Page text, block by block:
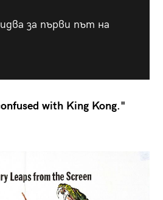
за първи път на
with King Kong."